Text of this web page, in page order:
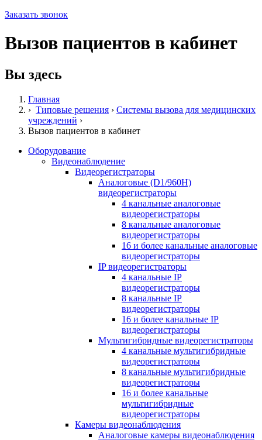
Заказать звонок
Вызов пациентов в кабинет
Вы здесь
Главная
› Типовые решения › Системы вызова для медицинских
учреждений ›
Вызов пациентов в кабинет
Оборудование
Видеонаблюдение
Видеорегистраторы
Аналоговые (D1/960H)
видеорегистраторы
4 канальные аналоговые
видеорегистраторы
8 канальные аналоговые
видеорегистраторы
16 и более канальные аналоговые
видеорегистраторы
IP видеорегистраторы
4 канальные IP
видеорегистраторы
8 канальные IP
видеорегистраторы
16 и более канальные IP
видеорегистраторы
Мультигибридные видеорегистраторы
4 канальные мультигибридные
видеорегистраторы
8 канальные мультигибридные
видеорегистраторы
16 и более канальные
мультигибридные
видеорегистраторы
Камеры видеонаблюдения
Аналоговые камеры видеонаблюдения